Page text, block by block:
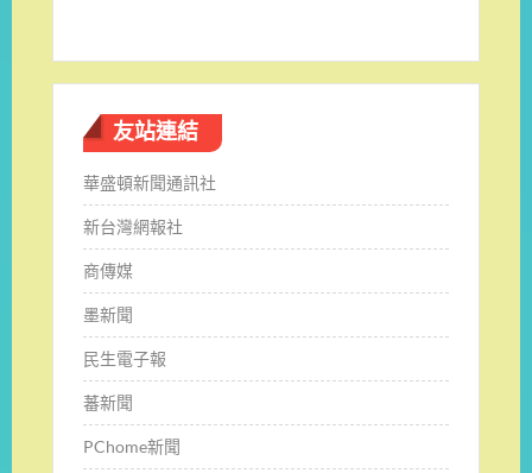
友站連結
華盛頓新聞通訊社
新台灣網報社
商傳媒
墨新聞
民生電子報
蕃新聞
PChome新聞